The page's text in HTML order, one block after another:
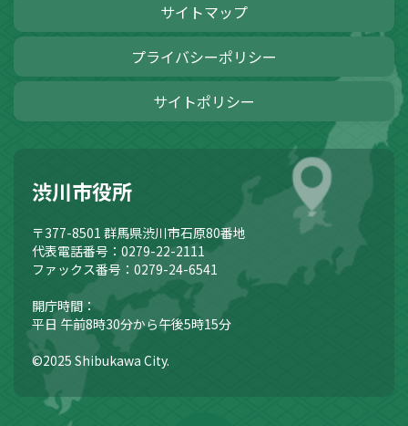
サイトマップ
プライバシーポリシー
サイトポリシー
渋川市役所
〒377-8501 群馬県渋川市石原80番地
代表電話番号：0279-22-2111
ファックス番号：0279-24-6541
開庁時間：
平日 午前8時30分から午後5時15分
©2025 Shibukawa City.